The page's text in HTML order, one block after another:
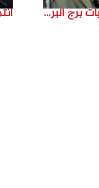
تقرير قناة راجعين عن زيارة انتماء لفعاليات برج البراجنة اعداد جنى شحرور